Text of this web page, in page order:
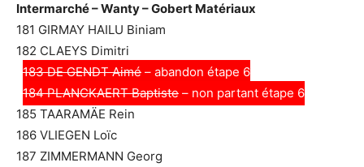
Intermarché – Wanty – Gobert Matériaux
181 GIRMAY HAILU Biniam
182 CLAEYS Dimitri
183 DE GENDT Aimé – abandon étape 6
184 PLANCKAERT Baptiste – non partant étape 6
185 TAARAMÄE Rein
186 VLIEGEN Loïc
187 ZIMMERMANN Georg